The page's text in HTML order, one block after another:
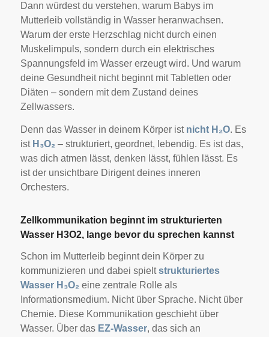
Dann würdest du verstehen, warum Babys im
Mutterleib vollständig in Wasser heranwachsen.
Warum der erste Herzschlag nicht durch einen
Muskelimpuls, sondern durch ein elektrisches
Spannungsfeld im Wasser erzeugt wird. Und warum
deine Gesundheit nicht beginnt mit Tabletten oder
Diäten – sondern mit dem Zustand deines
Zellwassers.
Denn das Wasser in deinem Körper ist nicht H₂O. Es
ist H₃O₂ – strukturiert, geordnet, lebendig. Es ist das,
was dich atmen lässt, denken lässt, fühlen lässt. Es
ist der unsichtbare Dirigent deines inneren
Orchesters.
Zellkommunikation beginnt im strukturierten
Wasser H3O2, lange bevor du sprechen kannst
Schon im Mutterleib beginnt dein Körper zu
kommunizieren und dabei spieltstrukturiertes
Wasser H₃O₂ eine zentrale Rolle als
Informationsmedium. Nicht über Sprache. Nicht über
Chemie. Diese Kommunikation geschieht über
Wasser. Über das EZ-Wasser, das sich an